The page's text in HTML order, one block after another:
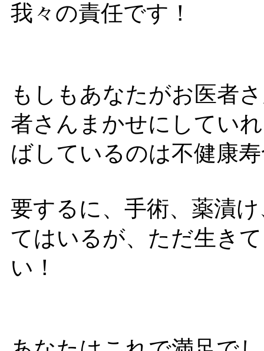
我々の責任です！
もしもあなたがお医者
者さんまかせにしてい
ばしているのは不健康
要するに、手術、薬漬
てはいるが、ただ生き
い！